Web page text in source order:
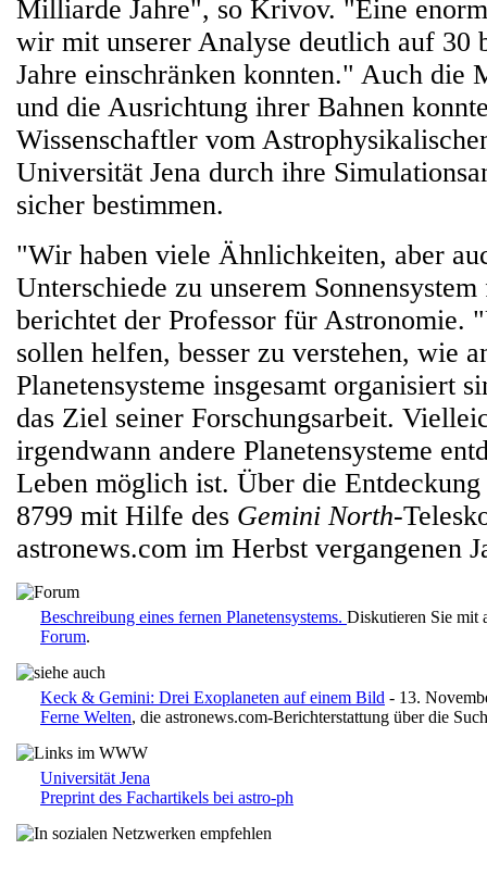
Milliarde Jahre", so Krivov. "Eine
wir mit unserer Analyse deutlich auf 30
Jahre einschränken konnten." Auch die
und die Ausrichtung ihrer Bahnen
Wissenschaftler vom
Universität Jena durch ihre
sicher bestimmen.
"Wir haben viele Ähnlichkeiten, aber
Unterschiede zu unserem
berichtet der Professor für Astronomie.
sollen helfen, besser zu verstehen, wie
Planetensysteme insgesamt organisiert
das Ziel seiner Forschungsarbeit.
irgendwann andere Planetensysteme
Leben möglich ist. Über die Entdeckung
8799 mit Hilfe des Gemini North-
astronews.com im Herbst vergangenen
Beschreibung eines fernen Planetensystems. Diskutieren Sie mit
Forum.
Keck & Gemini: Drei Exoplaneten auf einem Bild - 13.
Ferne Welten, die astronews.com-Berichterstattung über die
Universität Jena
Preprint des Fachartikels bei astro-ph